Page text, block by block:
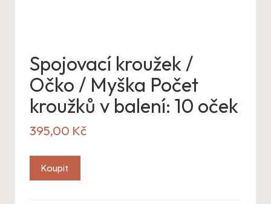
Spojovací kroužek /
Očko / Myška Počet
kroužků v balení: 10 oček
395,00 Kč
Koupit